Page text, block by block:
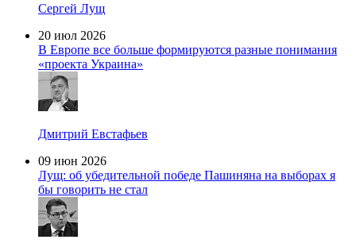
Сергей Лущ
20 июл 2026
В Европе все больше формируются разные понимания
«проекта Украина»
Дмитрий Евстафьев
09 июн 2026
Лущ: об убедительной победе Пашиняна на выборах я
бы говорить не стал